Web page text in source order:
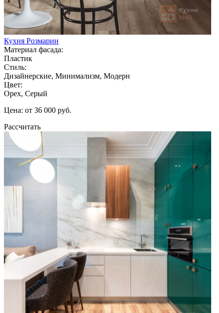
Кухня Розмарин
Материал фасада:
Пластик
Стиль:
Дизайнерские, Минимализм, Модерн
Цвет:
Орех, Серый
Цена: от 36 000 руб.
Рассчитать